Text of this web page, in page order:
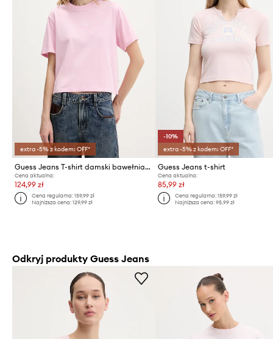
extra -5% z kodem: OFF*
Guess Jeans T-shirt damski bawełniany
Cena aktualna:
124,99 zł
Cena regularna:159,99 zł
Najniższa cena:129,99 zł
-10%
extra -5% z kodem: OFF*
Guess Jeans t-shirt
Cena aktualna:
85,99 zł
Cena regularna: 159,99 zł
Najniższa cena: 95,99 zł
Odkryj produkty Guess Jeans